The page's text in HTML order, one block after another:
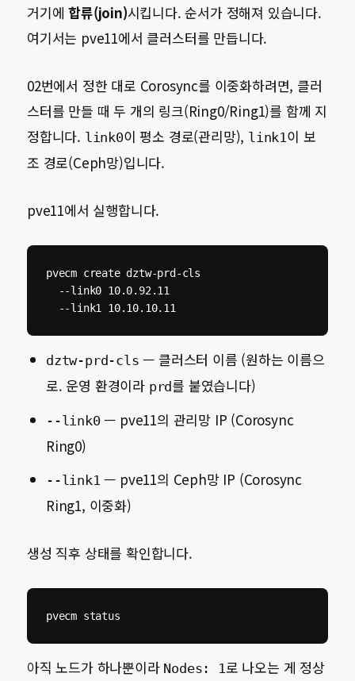
거기에합류(join)시킵니다. 순서가 정해져 있습니다.
여기서는 pve11에서 클러스터를 만듭니다.
02번에서 정한 대로 Corosync를 이중화하려면, 클러
스터를 만들 때 두 개의 링크(Ring0/Ring1)를 함께 지
정합니다. link0이 평소 경로(관리망), link1이 보
조 경로(Ceph망)입니다.
pve11에서 실행합니다.
pvecm create dztw-prd-cls
  --link1 10.10.10.11
dztw-prd-cls — 클러스터 이름 (원하는 이름으
로. 운영 환경이라 prd를 붙였습니다)
--link0— pve11의 관리망 IP (Corosync
Ring0)
--link1 — pve11의 Ceph망 IP (Corosync
Ring1, 이중화)
생성 직후 상태를 확인합니다.
pvecm status
아직 노드가 하나뿐이라 Nodes: 1로 나오는 게 정상